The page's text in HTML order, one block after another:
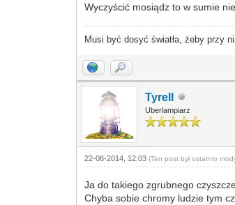
Wyczyścić mosiądz to w sumie
Musi być dosyć światła, żeby przy
Tyrell
Uberlampiarz
22-08-2014, 12:03(Ten post był ostatnio
Ja do takiego zgrubnego
Chyba sobie chromy ludzie tym